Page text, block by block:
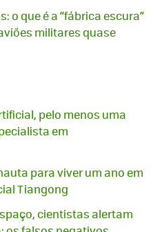
o que é a “fábrica escura”
militares quase
pelo menos uma
em
para viver um ano em
Tiangong
cientistas alertam